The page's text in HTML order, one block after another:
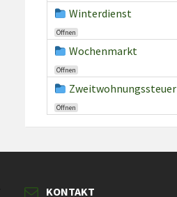
Winterdienst
Öffnen
Wochenmarkt
Öffnen
Zweitwohnungssteuer
Öffnen
KONTAKT